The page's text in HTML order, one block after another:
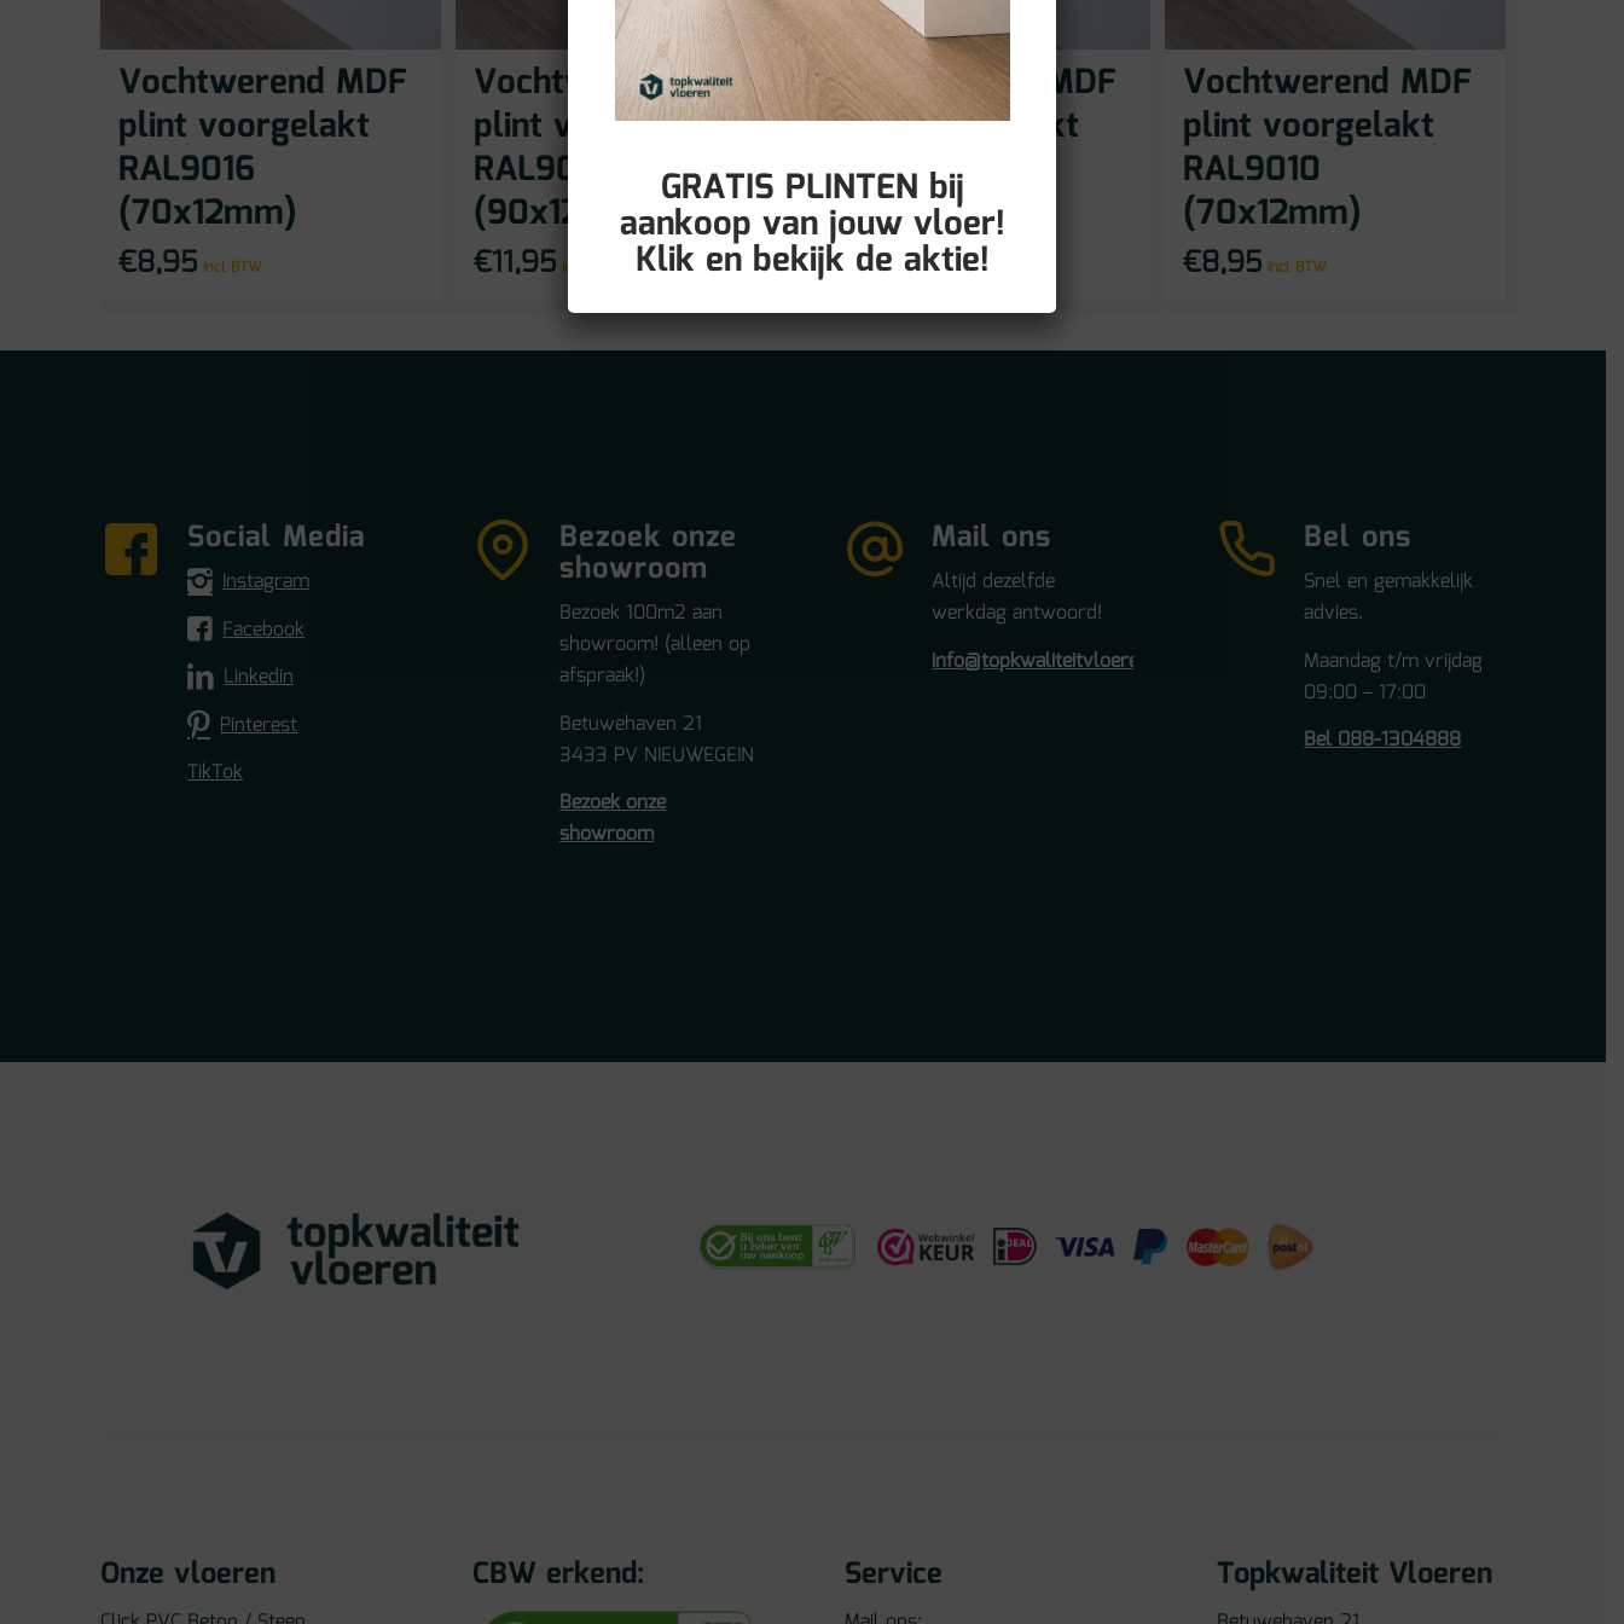
Vochtwerend MDF
plint voorgelakt
RAL9016
(70x12mm)
€8,95 incl BTW
Vochtwerend MDF
plint voorgelakt
RAL9016
(90x12mm)
€11,95 incl BTW
Vochtwerend MDF
plint voorgelakt
RAL9016
(90x15mm)
€ 12,95 incl BTW
Vochtwerend MDF
plint voorgelakt
RAL9010
(70x12mm)
€8,95 incl BTW
Social Media
Instagram
Facebook
Linkedin
Pinterest
TikTok
Bezoek onze
showroom
Bezoek 100m2 aan
showroom! (alleen op
afspraak!)
Betuwehaven 21
3433 PV NIEUWEGEIN
Bezoek onze
showroom
Mail ons
Altijd dezelfde
werkdag antwoord!
info@topkwaliteitvloeren.nl
Bel ons
Snel en gemakkelijk
advies.
Maandag t/m vrijdag
09:00 – 17:00
Bel 088-1304888
Onze vloeren CBW erkend: Service Topkwaliteit Vloeren
GRATIS PLINTEN bij
aankoop van jouw vloer!
Klik en bekijk de aktie!